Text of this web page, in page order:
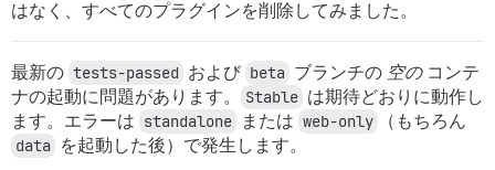
はなく、すべてのプラグインを削除してみました。
最新の tests-passed および beta ブランチの 空のコンテ
ナの起動に問題があります。
Stable は期待どおりに動作し
ます。エラーは standalone または web-only （もちろん
data を起動した後）で発生します。